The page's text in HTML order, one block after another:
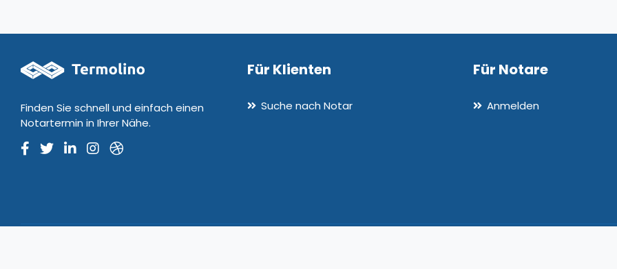
Finden Sie schnell und einfach einen
Notartermin in Ihrer Nähe.
Für Klienten
Suche nach Notar
Für Notare
Anmelden